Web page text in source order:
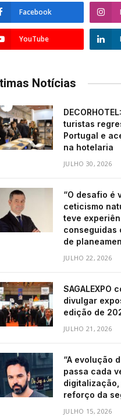
Facebook
YouTube
Notícias
turistas
Portugal e
na hotelaria
JULHO 30, 2026
“O desafio é
ceticismo
teve
conseguidas
de
JULHO 22, 2026
SAGALEXPO
divulgar
edição de
JULHO 21, 2026
“A evolução
passa cada
digitalização,
reforço da
JULHO 15, 2026